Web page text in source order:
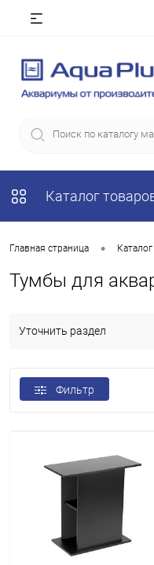
Каталог
Главная страница •
Тумбы для
Уточнить раздел
Фильтр